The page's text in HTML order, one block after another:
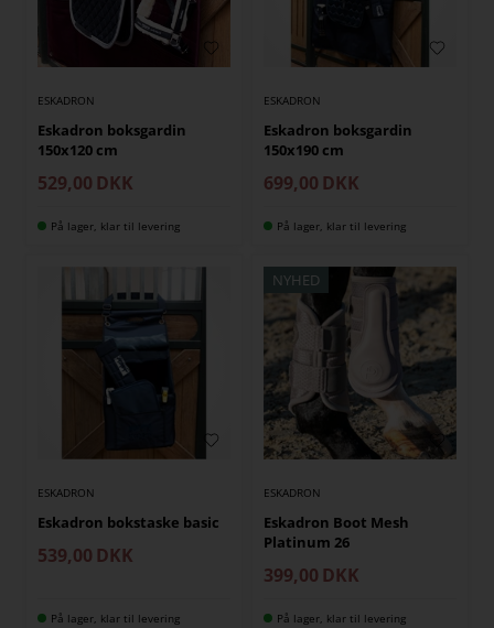
ESKADRON
Eskadron boksgardin
150x120 cm
529,00 DKK
På lager, klar til levering
ESKADRON
Eskadron boksgardin
150x190 cm
699,00 DKK
På lager, klar til levering
ESKADRON
Eskadron bokstaske basic
539,00 DKK
På lager, klar til levering
NYHED
ESKADRON
Eskadron Boot Mesh
Platinum 26
399,00 DKK
På lager, klar til levering